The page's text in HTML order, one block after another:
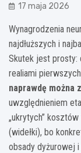
17 maja 2026
Wynagrodzenia
najdłuższych i
Skutek jest prosty:
realiami
naprawdę można
uwzględnieniem
„ukrytych”
(widełki), bo
obsady dyżurowej